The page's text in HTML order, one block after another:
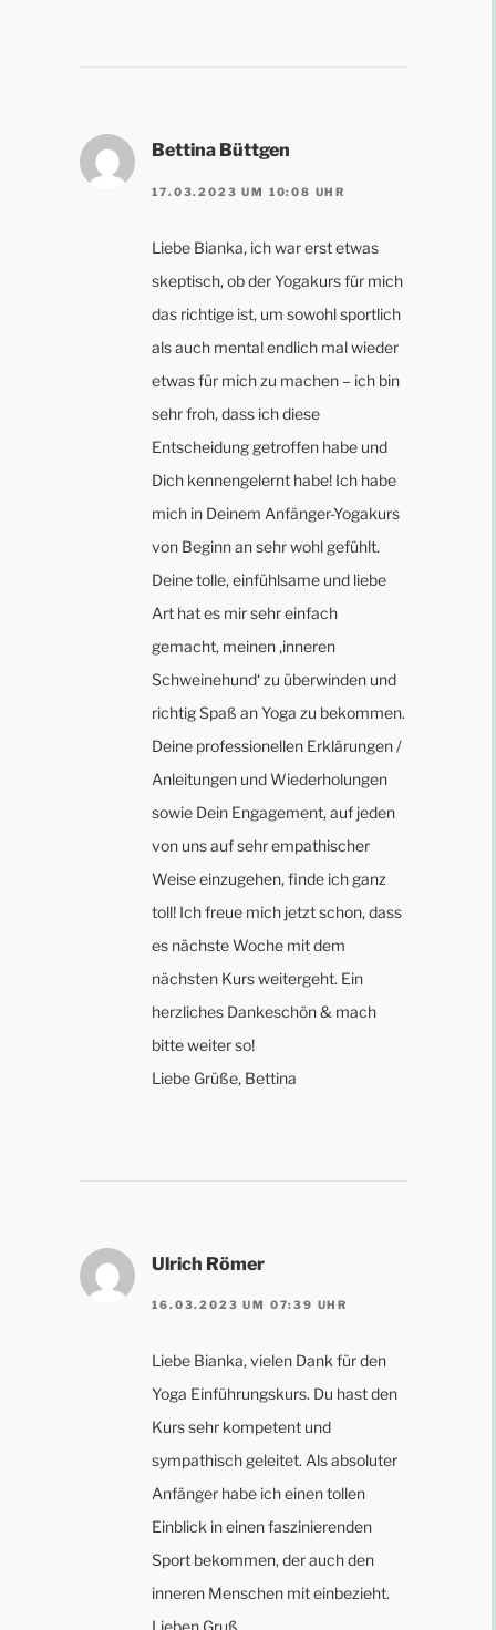
Bettina Büttgen
17.03.2023 UM 10:08 UHR
Liebe Bianka, ich war erst etwas
skeptisch, ob der Yogakurs für mich
das richtige ist, um sowohl sportlich
als auch mental endlich mal wieder
etwas für mich zu machen – ich bin
sehr froh, dass ich diese
Entscheidung getroffen habe und
Dich kennengelernt habe! Ich habe
mich in Deinem Anfänger-Yogakurs
von Beginn an sehr wohl gefühlt.
Deine tolle, einfühlsame und liebe
Art hat es mir sehr einfach
gemacht, meinen ‚inneren
Schweinehund‘ zu überwinden und
richtig Spaß an Yoga zu bekommen.
Deine professionellen Erklärungen /
Anleitungen und Wiederholungen
sowie Dein Engagement, auf jeden
von uns auf sehr empathischer
Weise einzugehen, finde ich ganz
toll! Ich freue mich jetzt schon, dass
es nächste Woche mit dem
nächsten Kurs weitergeht. Ein
herzliches Dankeschön & mach
bitte weiter so!
Liebe Grüße, Bettina
Ulrich Römer
16.03.2023 UM 07:39 UHR
Liebe Bianka, vielen Dank für den
Yoga Einführungskurs. Du hast den
Kurs sehr kompetent und
sympathisch geleitet. Als absoluter
Anfänger habe ich einen tollen
Einblick in einen faszinierenden
Sport bekommen, der auch den
inneren Menschen mit einbezieht.
Lieben Gruß